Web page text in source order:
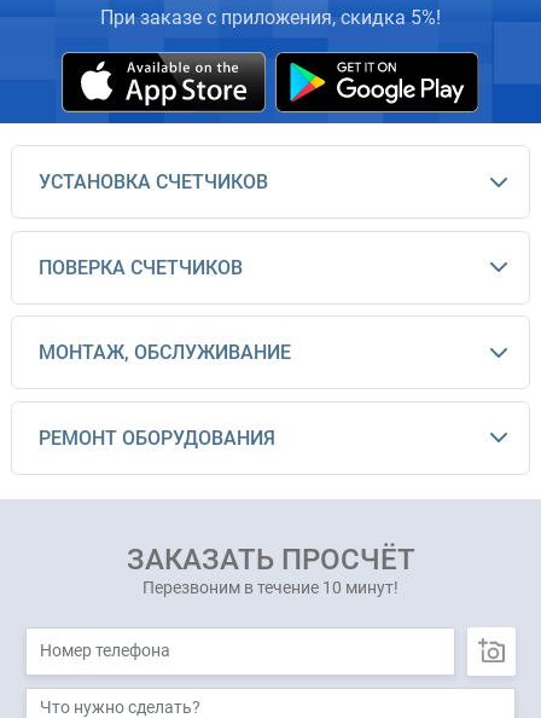
При заказе с приложения, скидка 5%!
УСТАНОВКА СЧЕТЧИКОВ
ПОВЕРКА СЧЕТЧИКОВ
МОНТАЖ, ОБСЛУЖИВАНИЕ
РЕМОНТ ОБОРУДОВАНИЯ
ЗАКАЗАТЬ ПРОСЧЁТ
Перезвоним в течение 10 минут!